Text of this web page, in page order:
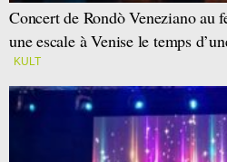
Concert de Rondò Veneziano au
une escale à Venise le temps
KULT